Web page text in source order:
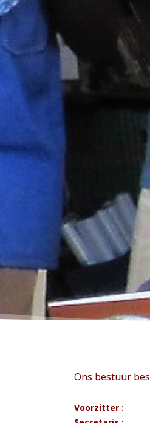
Ons bestuur
Voorzitter :